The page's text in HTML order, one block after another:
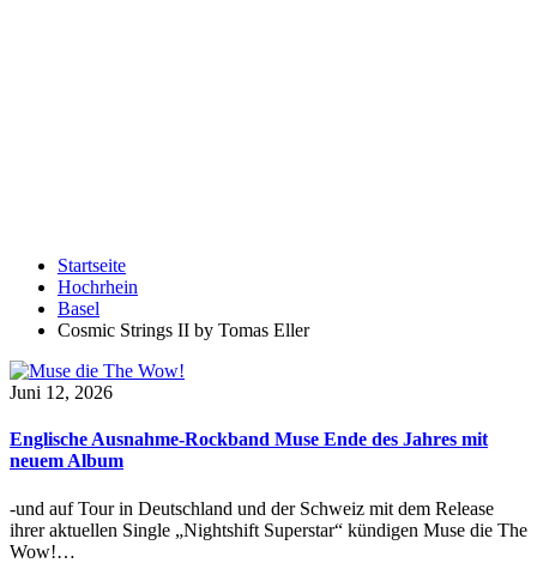
Startseite
Hochrhein
Basel
Cosmic Strings II by Tomas Eller
Juni 12, 2026
Englische Ausnahme-Rockband Muse Ende des Jahres mit
neuem Album
-und auf Tour in Deutschland und der Schweiz mit dem Release
ihrer aktuellen Single „Nightshift Superstar“ kündigen Muse die The
Wow!…